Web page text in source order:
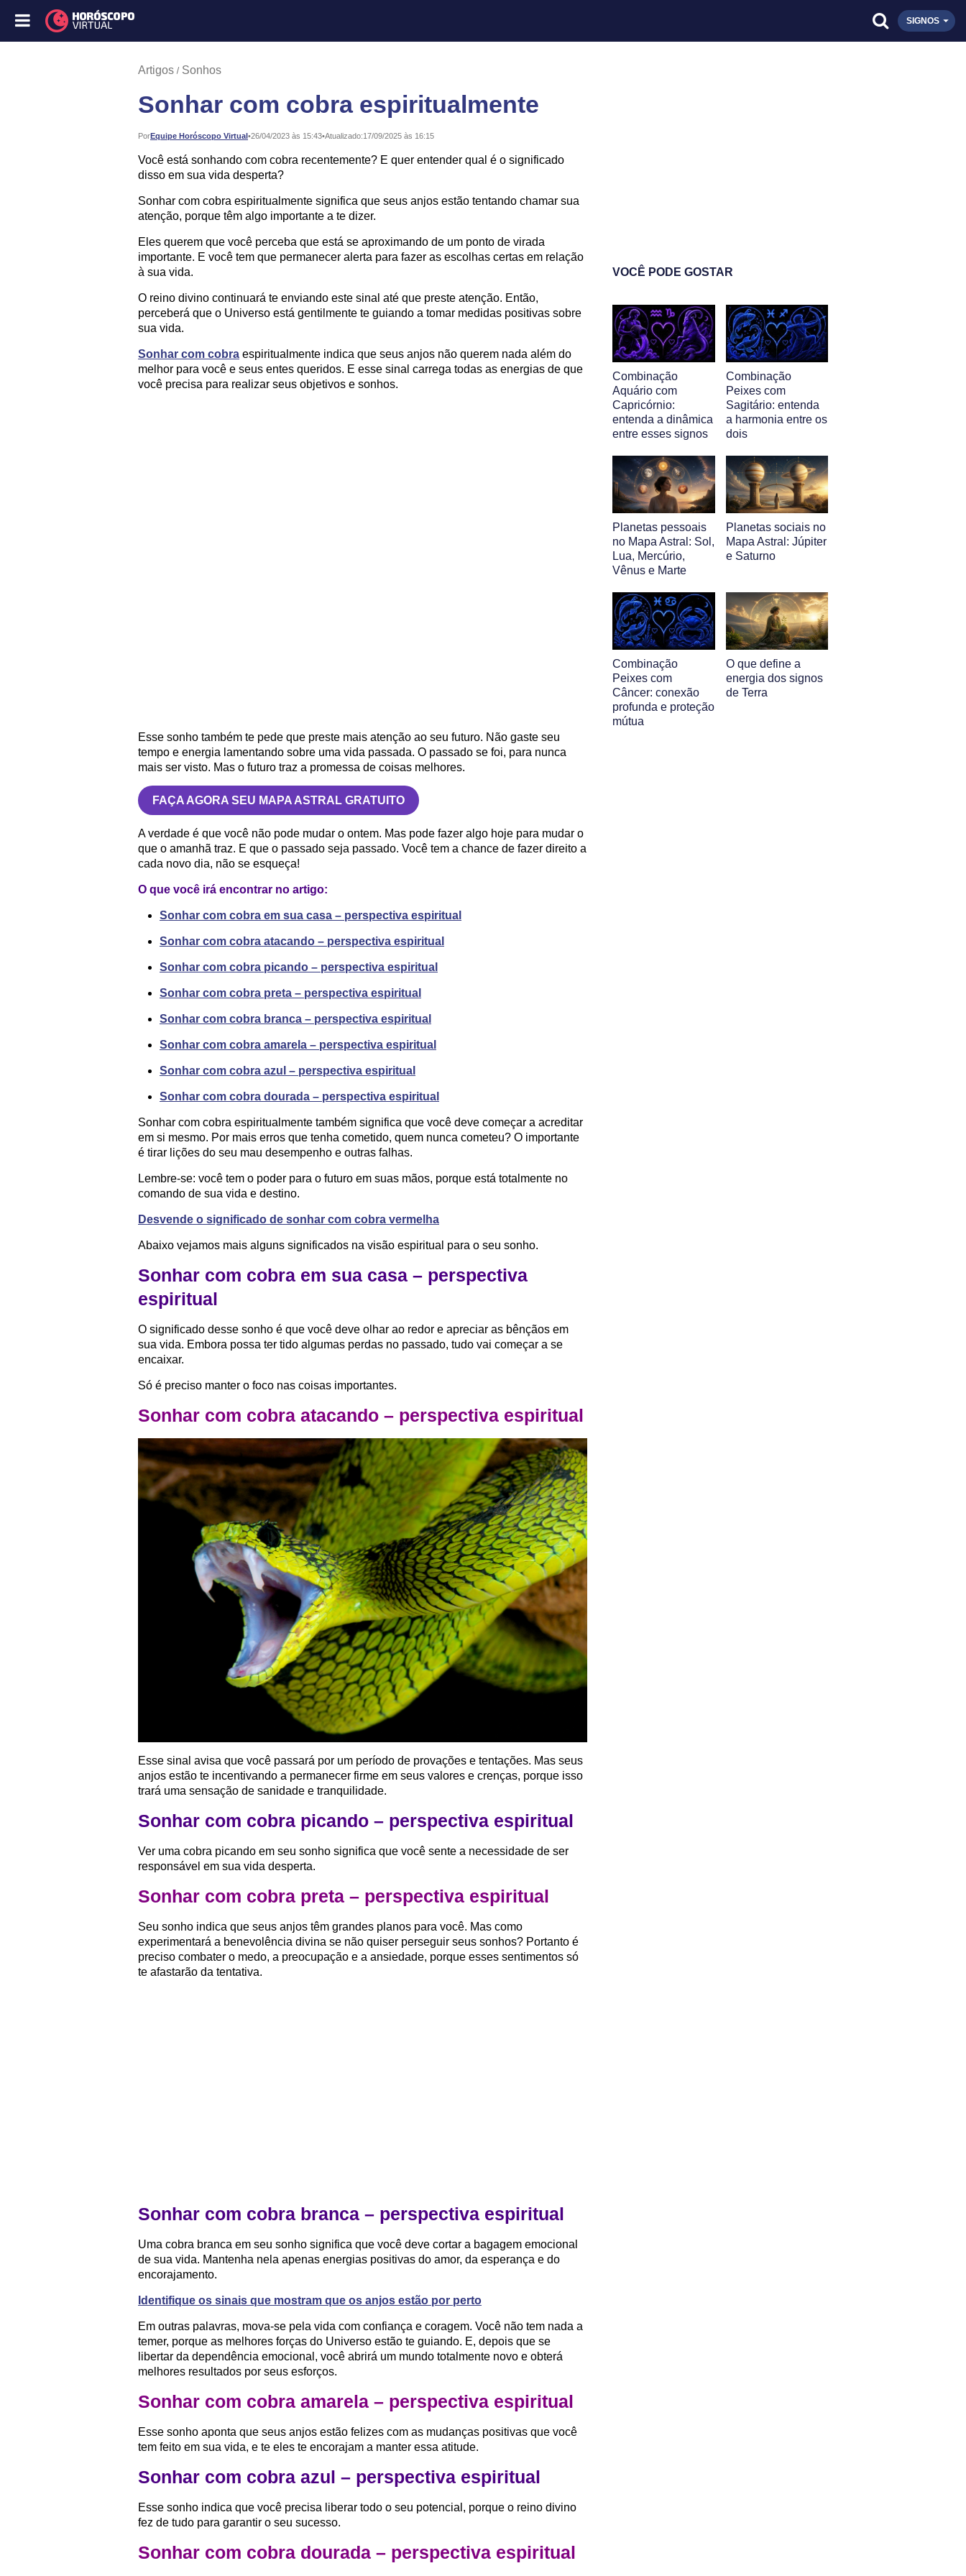
SIGNOS
Artigos Sonhos
Sonhar com cobra espiritualmente
PorEquipe Horóscopo Virtual•
Publicado: 26/04/2023 às 15:43•Atualizado:17/09/2025 às 16:15
Você está sonhando com cobra recentemente? E quer entender qual é o significado
disso em sua vida desperta?
Sonhar com cobra espiritualmente significa que seus anjos estão tentando chamar sua
atenção, porque têm algo importante a te dizer.
Eles querem que você perceba que está se aproximando de um ponto de virada
importante. E você tem que permanecer alerta para fazer as escolhas certas em relação
à sua vida.
O reino divino continuará te enviando este sinal até que preste atenção. Então,
perceberá que o Universo está gentilmente te guiando a tomar medidas positivas sobre
sua vida.
Sonhar com cobra espiritualmente indica que seus anjos não querem nada além do
melhor para você e seus entes queridos. E esse sinal carrega todas as energias de que
você precisa para realizar seus objetivos e sonhos.
Esse sonho também te pede que preste mais atenção ao seu futuro. Não gaste seu
tempo e energia lamentando sobre uma vida passada. O passado se foi, para nunca
mais ser visto. Mas o futuro traz a promessa de coisas melhores.
FAÇA AGORA SEU MAPA ASTRAL GRATUITO
A verdade é que você não pode mudar o ontem. Mas pode fazer algo hoje para mudar o
que o amanhã traz. E que o passado seja passado. Você tem a chance de fazer direito a
cada novo dia, não se esqueça!
O que você irá encontrar no artigo:
Sonhar com cobra em sua casa – perspectiva espiritual
Sonhar com cobra atacando – perspectiva espiritual
Sonhar com cobra picando – perspectiva espiritual
Sonhar com cobra preta – perspectiva espiritual
Sonhar com cobra branca – perspectiva espiritual
Sonhar com cobra amarela – perspectiva espiritual
Sonhar com cobra azul – perspectiva espiritual
Sonhar com cobra dourada – perspectiva espiritual
Sonhar com cobra espiritualmente também significa que você deve começar a acreditar
em si mesmo. Por mais erros que tenha cometido, quem nunca cometeu? O importante
é tirar lições do seu mau desempenho e outras falhas.
Lembre-se: você tem o poder para o futuro em suas mãos, porque está totalmente no
comando de sua vida e destino.
Desvende o significado de sonhar com cobra vermelha
Abaixo vejamos mais alguns significados na visão espiritual para o seu sonho.
Sonhar com cobra em sua casa – perspectiva
espiritual
O significado desse sonho é que você deve olhar ao redor e apreciar as bênçãos em
sua vida. Embora possa ter tido algumas perdas no passado, tudo vai começar a se
encaixar.
Só é preciso manter o foco nas coisas importantes.
Sonhar com cobra atacando – perspectiva espiritual
Esse sinal avisa que você passará por um período de provações e tentações. Mas seus
anjos estão te incentivando a permanecer firme em seus valores e crenças, porque isso
trará uma sensação de sanidade e tranquilidade.
Sonhar com cobra picando – perspectiva espiritual
Ver uma cobra picando em seu sonho significa que você sente a necessidade de ser
responsável em sua vida desperta.
Sonhar com cobra preta – perspectiva espiritual
Seu sonho indica que seus anjos têm grandes planos para você. Mas como
experimentará a benevolência divina se não quiser perseguir seus sonhos? Portanto é
preciso combater o medo, a preocupação e a ansiedade, porque esses sentimentos só
te afastarão da tentativa.
Sonhar com cobra branca – perspectiva espiritual
Uma cobra branca em seu sonho significa que você deve cortar a bagagem emocional
de sua vida. Mantenha nela apenas energias positivas do amor, da esperança e do
encorajamento.
Identifique os sinais que mostram que os anjos estão por perto
Em outras palavras, mova-se pela vida com confiança e coragem. Você não tem nada a
temer, porque as melhores forças do Universo estão te guiando. E, depois que se
libertar da dependência emocional, você abrirá um mundo totalmente novo e obterá
melhores resultados por seus esforços.
Sonhar com cobra amarela – perspectiva espiritual
Esse sonho aponta que seus anjos estão felizes com as mudanças positivas que você
tem feito em sua vida, e te eles te encorajam a manter essa atitude.
Sonhar com cobra azul – perspectiva espiritual
Esse sonho indica que você precisa liberar todo o seu potencial, porque o reino divino
fez de tudo para garantir o seu sucesso.
Sonhar com cobra dourada – perspectiva espiritual
VOCÊ PODE GOSTAR
Combinação
Aquário com
Capricórnio:
entenda a dinâmica
entre esses signos
Combinação
Peixes com
Sagitário: entenda
a harmonia entre os
dois
Planetas pessoais
no Mapa Astral: Sol,
Lua, Mercúrio,
Vênus e Marte
Planetas sociais no
Mapa Astral: Júpiter
e Saturno
Combinação
Peixes com
Câncer: conexão
profunda e proteção
mútua
O que define a
energia dos signos
de Terra